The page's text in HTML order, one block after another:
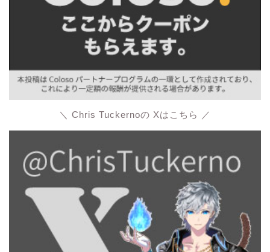
＼ Chris Tuckernoの Xはこちら ／